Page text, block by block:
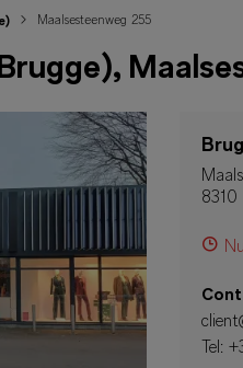
Maalsesteenweg 255
8310
Tel: